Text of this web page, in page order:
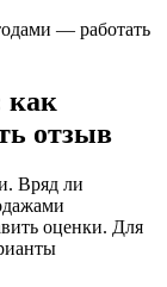
— работать
как
отзыв
Вряд ли
оценки. Для